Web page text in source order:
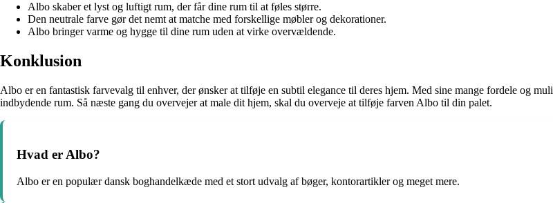
Albo skaber et lyst og luftigt rum, der får dine rum til at føles større.
Den neutrale farve gør det nemt at matche med forskellige møbler og dekorationer.
Albo bringer varme og hygge til dine rum uden at virke overvældende.
Konklusion
Albo er en fantastisk farvevalg til enhver, der ønsker at tilføje en subtil elegance til deres hjem. Med sine mange fordele og
indbydende rum. Så næste gang du overvejer at male dit hjem, skal du overveje at tilføje farven Albo til din palet.
Hvad er Albo?
Albo er en populær dansk boghandelkæde med et stort udvalg af bøger, kontorartikler og meget mere.